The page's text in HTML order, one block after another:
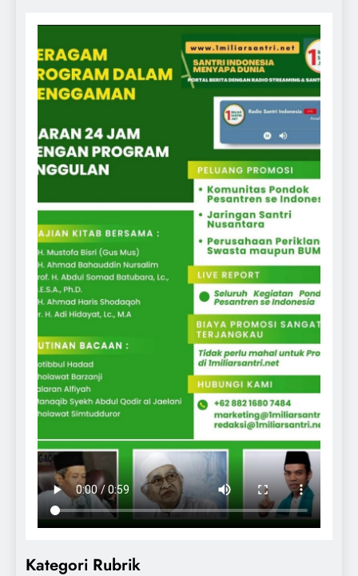
Kategori Rubrik